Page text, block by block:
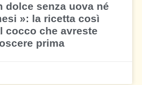
dolce senza uova né
»: la ricetta così
cocco che avreste
prima